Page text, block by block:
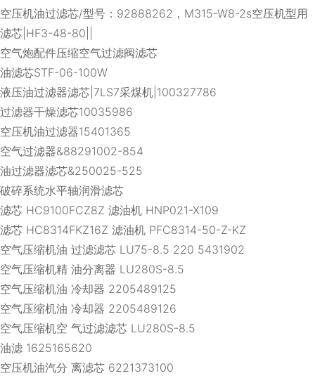
空压机油过滤芯/型号：92888262，M315-W8-2s空压机型用
滤芯|HF3-48-80||
空气炮配件压缩空气过滤阀滤芯
油滤芯STF-06-100W
液压油过滤器滤芯|7LS7采煤机|100327786
过滤器干燥滤芯10035986
空压机油过滤器15401365
空气过滤器&88291002-854
油过滤器滤芯&250025-525
破碎系统水平轴润滑滤芯
滤芯 HC9100FCZ8Z 滤油机 HNP021-X109
滤芯 HC8314FKZ16Z 滤油机 PFC8314-50-Z-KZ
空气压缩机油 过滤滤芯 LU75-8.5 220 5431902
空气压缩机精 油分离器 LU280S-8.5
空气压缩机油 冷却器 2205489125
空气压缩机油 冷却器 2205489126
空气压缩机空 气过滤滤芯 LU280S-8.5
油滤 1625165620
空压机油汽分 离滤芯 6221373100